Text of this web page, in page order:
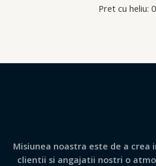
Pret cu heliu:
Misiunea noastra este de a crea
clientii si angajatii nostri o